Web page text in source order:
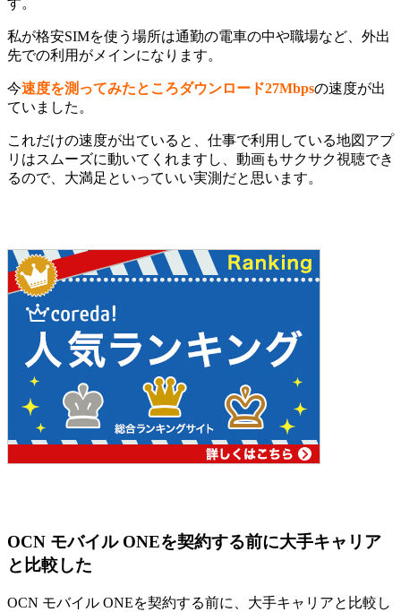
私が格安SIMを使う場所は通勤の電車の中や職場など、外出
先での利用がメインになります。
今速度を測ってみたところダウンロード27Mbpsの速度が出
ていました。
これだけの速度が出ていると、仕事で利用している地図アプ
リはスムーズに動いてくれますし、動画もサクサク視聴でき
るので、大満足といっていい実測だと思います。
OCN モバイル ONEを契約する前に大手キャリア
と比較した
OCN モバイル ONEを契約する前に、大手キャリアと比較し